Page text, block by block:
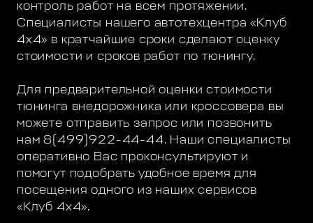
контроль работ на всем протяжении.
Специалисты нашего автотехцентра «Клуб
4х4» в кратчайшие сроки сделают оценку
стоимости и сроков работ по тюнингу.
Для предварительной оценки стоимости
тюнинга внедорожника или кроссовера вы
можете отправить запрос или позвонить
нам 8(499)922-44-44. Наши специалисты
оперативно Вас проконсультируют и
помогут подобрать удобное время для
посещения одного из наших сервисов
«Клуб 4х4».